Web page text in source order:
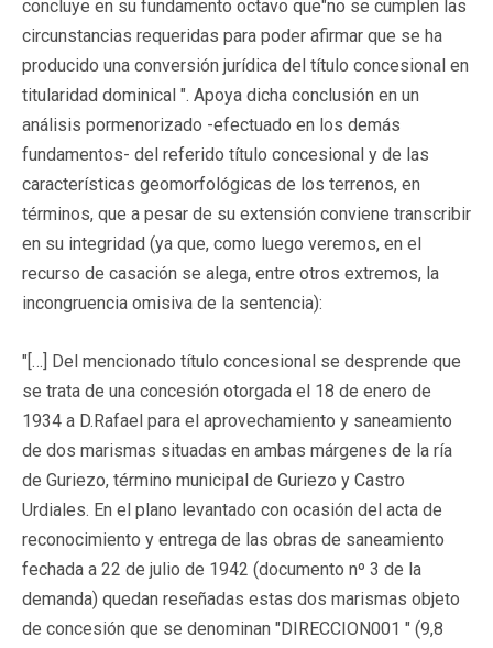
concluye en su fundamento octavo que"no se cumplen las
circunstancias requeridas para poder afirmar que se ha
producido una conversión jurídica del título concesional en
titularidad dominical ". Apoya dicha conclusión en un
análisis pormenorizado -efectuado en los demás
fundamentos- del referido título concesional y de las
características geomorfológicas de los terrenos, en
términos, que a pesar de su extensión conviene transcribir
en su integridad (ya que, como luego veremos, en el
recurso de casación se alega, entre otros extremos, la
incongruencia omisiva de la sentencia):
"[…] Del mencionado título concesional se desprende que
se trata de una concesión otorgada el 18 de enero de
1934 a D.Rafael para el aprovechamiento y saneamiento
de dos marismas situadas en ambas márgenes de la ría
de Guriezo, término municipal de Guriezo y Castro
Urdiales. En el plano levantado con ocasión del acta de
reconocimiento y entrega de las obras de saneamiento
fechada a 22 de julio de 1942 (documento nº 3 de la
demanda) quedan reseñadas estas dos marismas objeto
de concesión que se denominan "DIRECCION001 " (9,8